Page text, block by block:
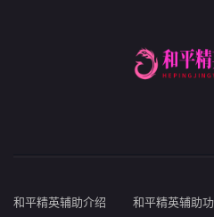
和平精英辅助介绍 和平精英辅助